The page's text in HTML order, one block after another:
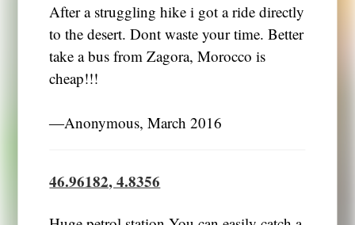
After a struggling hike i got a ride directly
to the desert. Dont waste your time. Better
take a bus from Zagora, Morocco is
cheap!!!
―Anonymous, March 2016
46.96182, 4.8356